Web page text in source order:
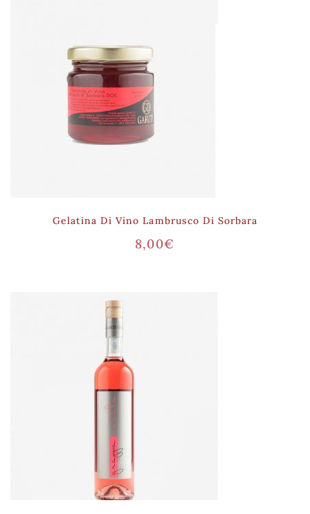
Gelatina Di Vino Lambrusco Di Sorbara
8,00€